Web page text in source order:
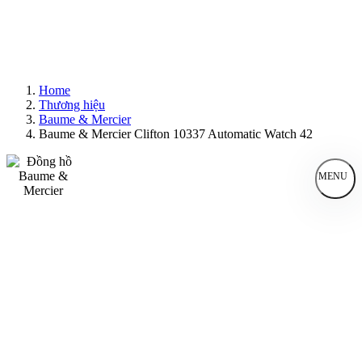
Home
Thương hiệu
Baume & Mercier
Baume & Mercier Clifton 10337 Automatic Watch 42
MENU